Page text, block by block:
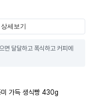
상세보기
면 달달하고 폭식하고 커피에
미 가득 생식빵 430g